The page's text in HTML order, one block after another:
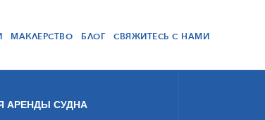
МАКЛЕРСТВО БЛОГ СВЯЖИТЕСЬ С НАМИ
АРЕНДЫ СУДНА